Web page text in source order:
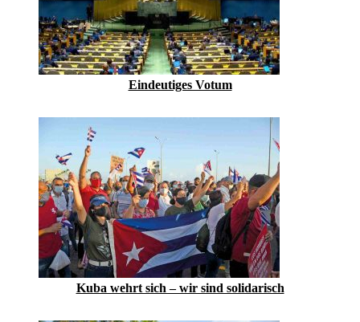
Eindeutiges Votum
Kuba wehrt sich – wir sind solidarisch